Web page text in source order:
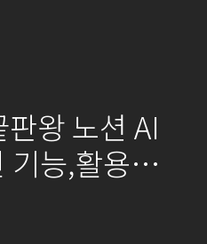
왕 노션 AI
능,활용법